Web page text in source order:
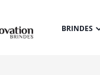
BRINDES